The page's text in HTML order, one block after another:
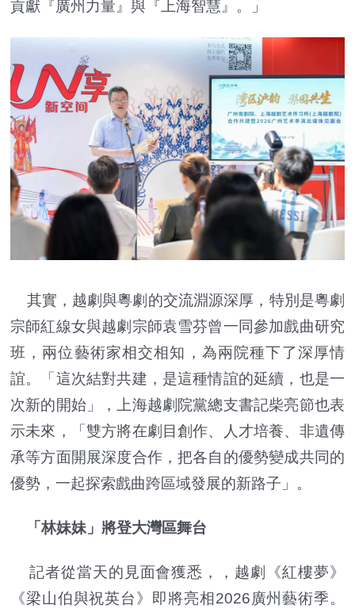
貢獻『廣州力量』與『上海智慧』。」
其實，越劇與粵劇的交流淵源深厚，特別是粵劇
宗師紅線女與越劇宗師袁雪芬曾一同參加戲曲研究
班，兩位藝術家相交相知，為兩院種下了深厚情
誼。「這次結對共建，是這種情誼的延續，也是一
次新的開始」，上海越劇院黨總支書記柴亮節也表
示未來，「雙方將在劇目創作、人才培養、非遺傳
承等方面開展深度合作，把各自的優勢變成共同的
優勢，一起探索戲曲跨區域發展的新路子」。
「林妹妹」將登大灣區舞台
記者從當天的見面會獲悉，，越劇《紅樓夢》
《梁山伯與祝英台》即將亮相2026廣州藝術季。